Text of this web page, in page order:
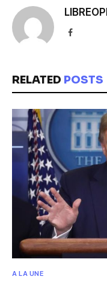
Facebook
RELATED POSTS
A LA UNE